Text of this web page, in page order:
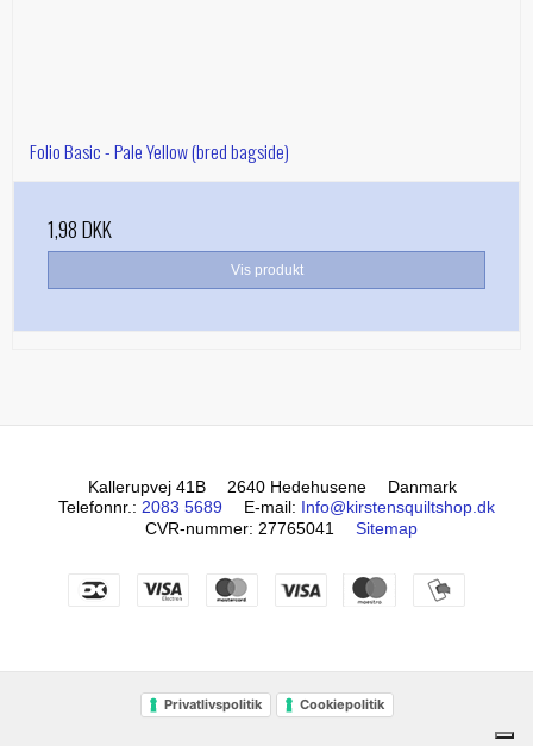
Folio Basic - Pale Yellow (bred bagside)
1,98 DKK
Vis produkt
Kallerupvej 41B 2640 Hedehusene
Danmark
Telefonnr.: 2083 5689 E-mail: Info@kirstensquiltshop.dk
CVR-nummer: 27765041 Sitemap
Privatlivspolitik Cookiepolitik